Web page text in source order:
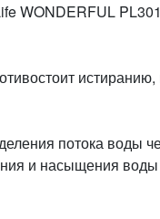
WONDERFUL
истиранию,
потока воды
и насыщения воды